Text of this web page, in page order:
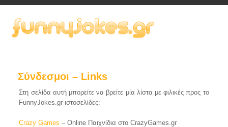
Σύνδεσμοι – Links
Στη σελίδα αυτή μπορείτε να βρείτε μία λίστα με φιλικές προς το
FunnyJokes.gr ιστοσελίδες:
Crazy Games – Online Παιχνίδια στο CrazyGames.gr